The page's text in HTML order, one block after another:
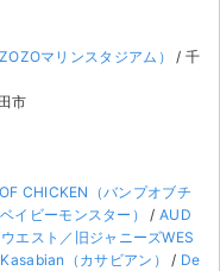
マリンスタジアム）
/ 千
市
CHICKEN（バンプオブチ
イビーモンスター） / AUD
エスト／旧ジャニーズWES
Kasabian（カサビアン） / De